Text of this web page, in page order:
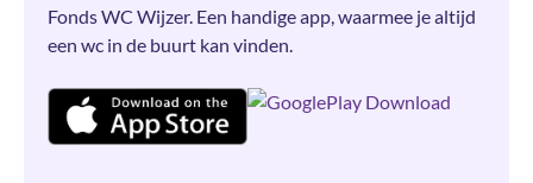
Fonds WC Wijzer. Een handige app, waarmee je altijd
een wc in de buurt kan vinden.